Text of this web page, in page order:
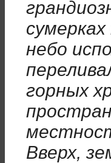
небо
горных
Вверх,